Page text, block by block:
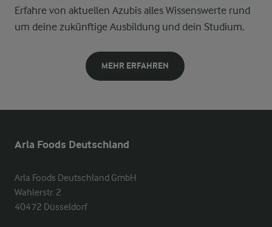
Erfahre von aktuellen Azubis alles Wissenswerte rund
um deine zukünftige Ausbildung und dein Studium.
MEHR ERFAHREN
Arla Foods Deutschland
Arla Foods Deutschland GmbH
Wahlerstr. 2
40472 Düsseldorf